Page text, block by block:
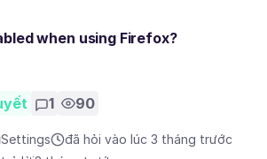
when using Firefox?
1 90
Settings
đã hỏi vào lúc 3 tháng trước